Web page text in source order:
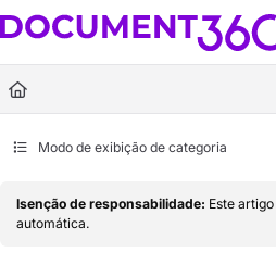
Documentation Index
Fetch the complete documentation index at:
Use this file to discover all available pages
Modo de exibição de categoria
Isenção de responsabilidade: Este
automática.